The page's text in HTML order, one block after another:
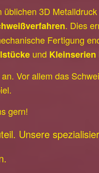
3D
. Dies
Fertigung
und Kleinserien
Vor allem das
gern!
Unsere